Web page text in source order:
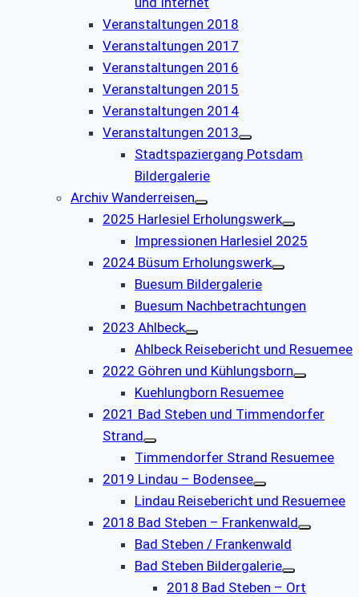
Veranstaltungen 2018
Veranstaltungen 2017
Veranstaltungen 2016
Veranstaltungen 2015
Veranstaltungen 2014
Veranstaltungen 2013
Stadtspaziergang Potsdam
Bildergalerie
Archiv Wanderreisen
2025 Harlesiel Erholungswerk
Impressionen Harlesiel 2025
2024 Büsum Erholungswerk
Buesum Bildergalerie
Buesum Nachbetrachtungen
2023 Ahlbeck
Ahlbeck Reisebericht und Resuemee
2022 Göhren und Kühlungsborn
Kuehlungborn Resuemee
2021 Bad Steben und Timmendorfer
Strand
Timmendorfer Strand Resuemee
2019 Lindau – Bodensee
Lindau Reisebericht und Resuemee
2018 Bad Steben – Frankenwald
Bad Steben / Frankenwald
Bad Steben Bildergalerie
2018 Bad Steben – Ort